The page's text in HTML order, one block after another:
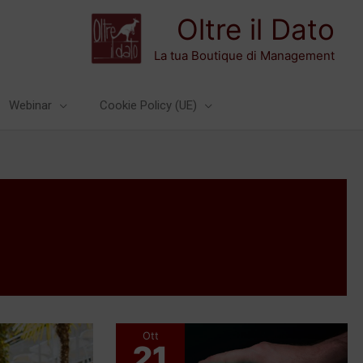
Oltre il Dato
La tua Boutique di Management
Webinar Cookie Policy (UE)
Ott
Quali